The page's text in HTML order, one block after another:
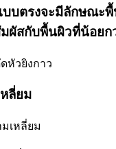
บบตรงจะมีลักษณะ
ผัสกับพื้นผิวที่น้อยก
ลี่ยม